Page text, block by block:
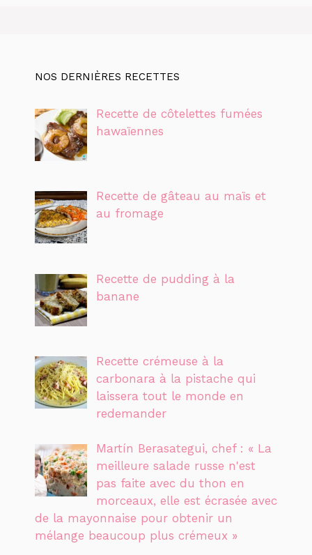
NOS DERNIÈRES RECETTES
Recette de côtelettes fumées
hawaïennes
Recette de gâteau au maïs et
au fromage
Recette de pudding à la
banane
Recette crémeuse à la
carbonara à la pistache qui
laissera tout le monde en
redemander
Martín Berasategui, chef : « La
meilleure salade russe n'est
pas faite avec du thon en
morceaux, elle est écrasée avec
de la mayonnaise pour obtenir un
mélange beaucoup plus crémeux »